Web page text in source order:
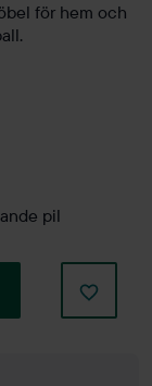
för hem och